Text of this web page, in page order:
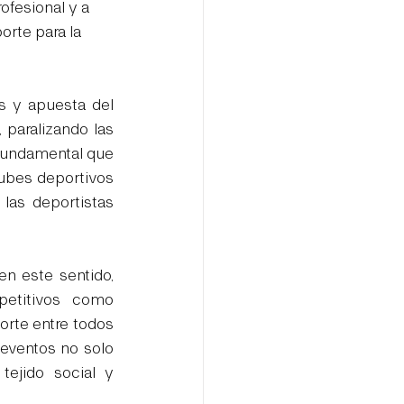
y a
para la
y apuesta del
las
que
deportivos
deportistas
este sentido,
como
entre todos
no solo
social y